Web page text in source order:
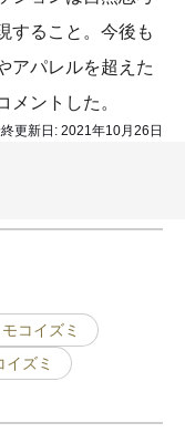
すること。今後も
アパレルを超えた
ントした。
更新日: 2021年10月26日
コイズミ
イズミ